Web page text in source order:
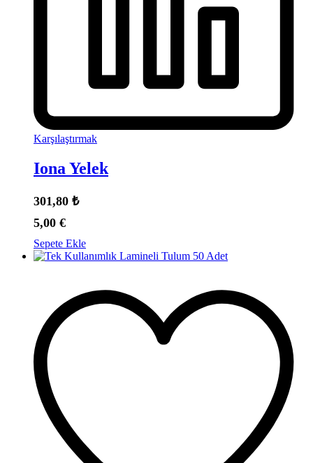
Karşılaştırmak
Iona Yelek
301,80 ₺
5,00 €
Sepete Ekle